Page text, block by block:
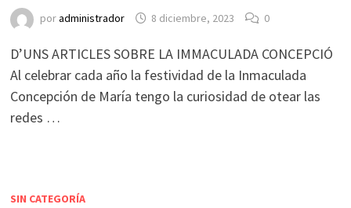
poradministrador 8 diciembre, 2023 0
D’UNS ARTICLES SOBRE LA IMMACULADA CONCEPCIÓ
Al celebrar cada año la festividad de la Inmaculada
Concepción de María tengo la curiosidad de otear las
redes …
SIN CATEGORÍA